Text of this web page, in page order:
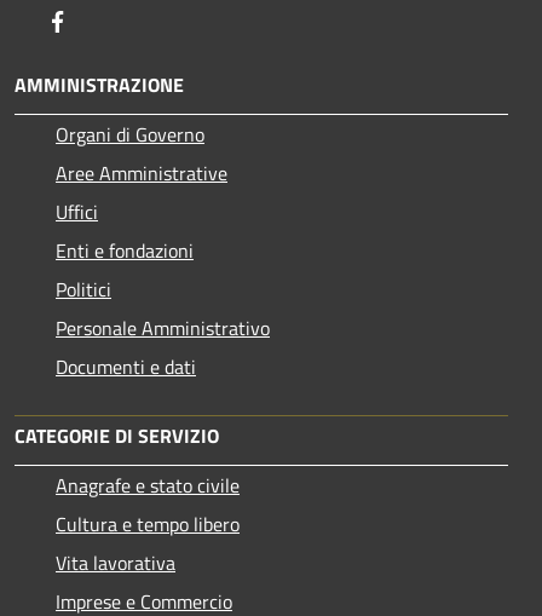
AMMINISTRAZIONE
Organi di Governo
Aree Amministrative
Uffici
Enti e fondazioni
Politici
Personale Amministrativo
Documenti e dati
CATEGORIE DI SERVIZIO
Anagrafe e stato civile
Cultura e tempo libero
Vita lavorativa
Imprese e Commercio